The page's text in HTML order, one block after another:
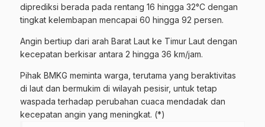
diprediksi berada pada rentang 16 hingga 32°C dengan
tingkat kelembapan mencapai 60 hingga 92 persen.
Angin bertiup dari arah Barat Laut ke Timur Laut dengan
kecepatan berkisar antara 2 hingga 36 km/jam.
​Pihak BMKG meminta warga, terutama yang beraktivitas
di laut dan bermukim di wilayah pesisir, untuk tetap
waspada terhadap perubahan cuaca mendadak dan
kecepatan angin yang meningkat. (*)